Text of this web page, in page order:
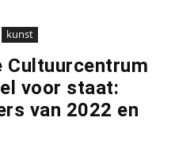
kunst
Cultuurcentrum
voor staat:
van 2022 en